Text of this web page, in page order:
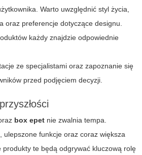
Warto uwzględnić styl życia,
oraz preferencje dotyczące designu.
każdy znajdzie odpowiednie
ze specjalistami oraz zapoznanie się
przed podjęciem decyzji.
box epet nie zwalnia tempa.
ulepszone funkcje oraz coraz większa
te będą odgrywać kluczową rolę